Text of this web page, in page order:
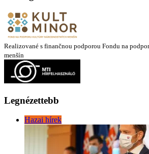
Realizované s finančnou podporou Fondu na
menšín
Legnézettebb
Hazai hírek